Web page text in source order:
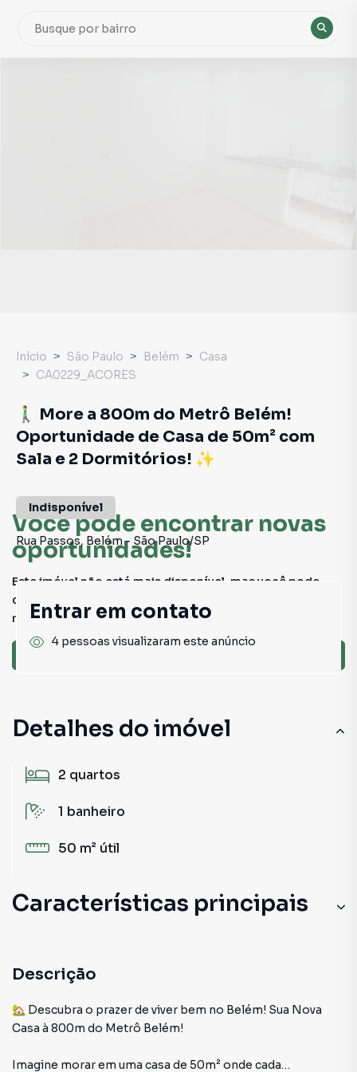
Você pode encontrar novas
oportunidades!
Este imóvel não está mais disponível, mas você pode
conferir outros em nosso site ou deixar seu contato para
receber mais informações.
Detalhes do imóvel
2 quartos
1 banheiro
50 m² útil
Características principais
Descrição
🏡 Descubra o prazer de viver bem no Belém! Sua Nova
Casa à 800m do Metrô Belém!
Imagine morar em uma casa de 50m² onde cada
Início São Paulo Belém
Casa
CA0229_ACORES
🚶‍♂️ More a 800m do Metrô Belém!
Oportunidade de Casa de 50m² com
Sala e 2 Dormitórios! ✨
Indisponível
Rua Passos, Belém- São Paulo/SP
Entrar em contato
4 pessoas visualizaram este anúncio